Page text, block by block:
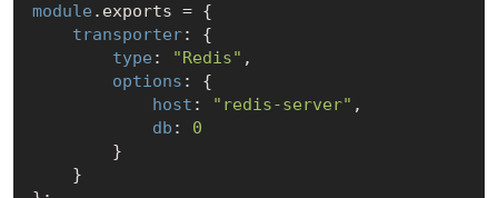
module .exports = {
transporter: {
type : "Redis" ,
options : {
host : "redis-server" ,
db : 0